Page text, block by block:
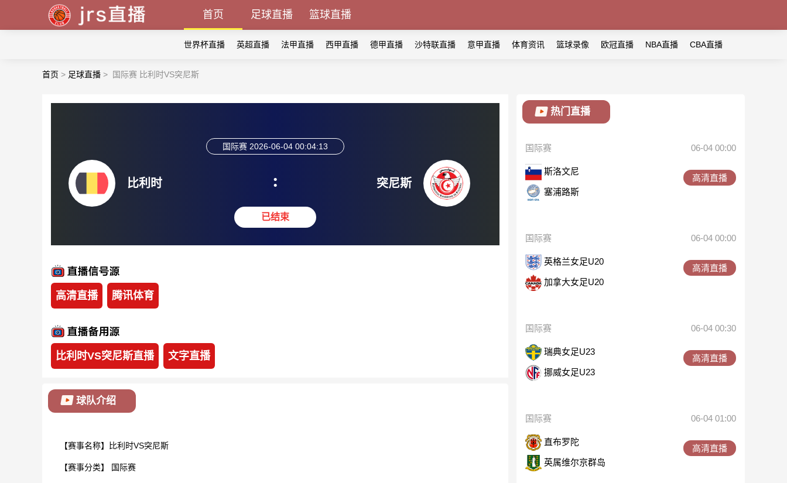
首页 足球直播 篮球直播
世界杯直播 英超直播 法甲直播 西甲直播 德甲直播 沙特联直播 意甲直播 体育资讯 篮球录像 欧冠直播 NBA直播 CBA直播
首页 > 足球直播 > 国际赛 比利时VS突尼斯
比利时
国际赛 2026-06-04 00:04:13
:
已结束
突尼斯
高清直播 腾讯体育
比利时VS突尼斯直播 文字直播
球队介绍
【赛事名称】比利时VS突尼斯
【赛事分类】 国际赛
热门直播
国际赛 06-04 00:00
斯洛文尼
塞浦路斯
高清直播
国际赛 06-04 00:00
英格兰女足U20
加拿大女足U20
高清直播
国际赛 06-04 00:30
瑞典女足U23
挪威女足U23
高清直播
国际赛 06-04 01:00
直布罗陀
英属维尔京群岛
高清直播